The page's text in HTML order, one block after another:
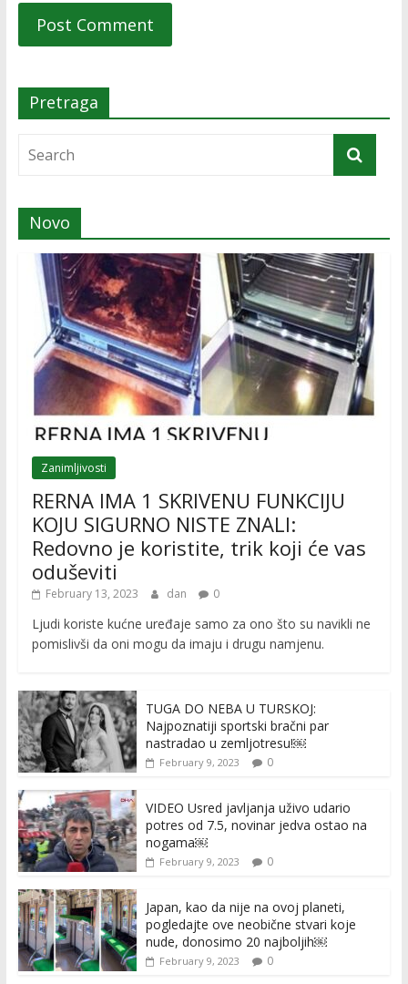
Pretraga
Novo
Zanimljivosti
RERNA IMA 1 SKRIVENU FUNKCIJU
KOJU SIGURNO NISTE ZNALI:
Redovno je koristite, trik koji će vas
oduševiti
February 13, 2023 dan 0
Ljudi koriste kućne uređaje samo za ono što su navikli ne
pomislivši da oni mogu da imaju i drugu namjenu.
TUGA DO NEBA U TURSKOJ:
Najpoznatiji sportski bračni par
nastradao u zemljotresu!￼
February 9, 2023 0
VIDEO Usred javljanja uživo udario
potres od 7.5, novinar jedva ostao na
nogama￼
February 9, 2023 0
Japan, kao da nije na ovoj planeti,
pogledajte ove neobične stvari koje
nude, donosimo 20 najboljih￼
February 9, 2023 0